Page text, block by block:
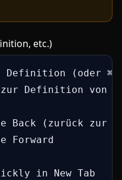
etc.)
(oder ⌘
Definition von
(zurück zur
in New Tab